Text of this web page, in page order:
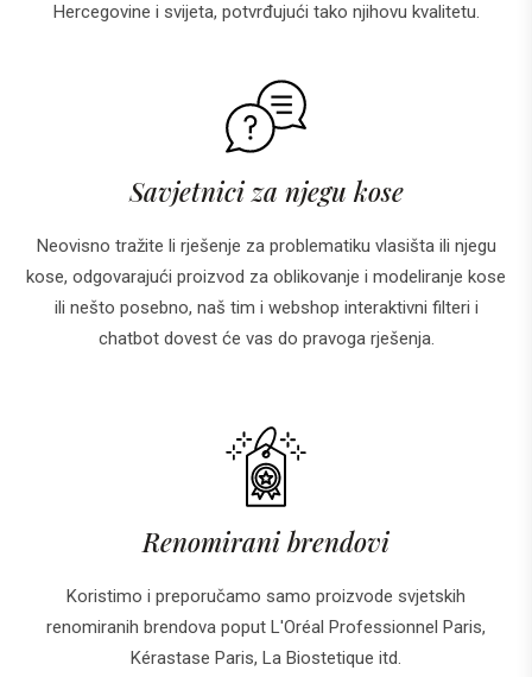
Hercegovine i svijeta, potvrđujući tako njihovu kvalitetu.
Savjetnici za njegu kose
Neovisno tražite li rješenje za problematiku vlasišta ili njegu
kose, odgovarajući proizvod za oblikovanje i modeliranje kose
ili nešto posebno, naš tim i webshop interaktivni filteri i
chatbot dovest će vas do pravoga rješenja.
Renomirani brendovi
Koristimo i preporučamo samo proizvode svjetskih
renomiranih brendova poput L'Oréal Professionnel Paris,
Kérastase Paris, La Biostetique itd.